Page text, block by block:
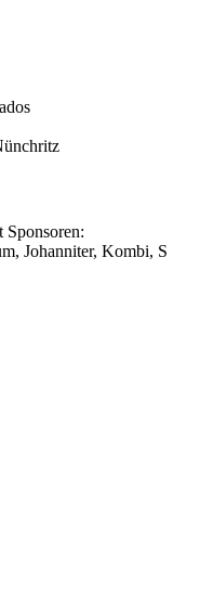
Johanniter, Kombi, S